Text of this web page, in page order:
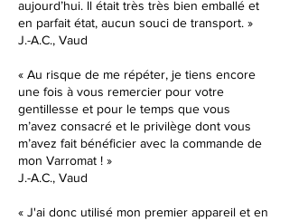
aujourd’hui. Il était très très bien emballé et
en parfait état, aucun souci de transport. »
J.-A.C., Vaud
« Au risque de me répéter, je tiens encore
une fois à vous remercier pour votre
gentillesse et pour le temps que vous
m’avez consacré et le privilège dont vous
m’avez fait bénéficier avec la commande de
mon Varromat ! »
J.-A.C., Vaud
« J'ai donc utilisé mon premier appareil et en